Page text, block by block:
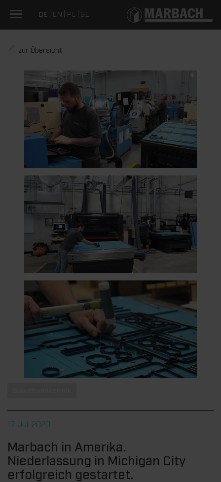
DE EN PL SE
zur Übersicht
17. Juli 2020
Marbach in Amerika.
Niederlassung in Michigan City
erfolgreich gestartet.